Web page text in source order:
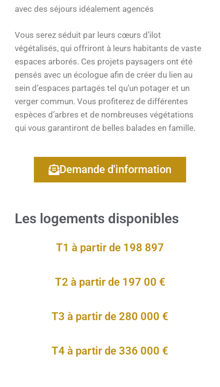
avec des séjours idéalement agencés
Vous serez séduit par leurs cœurs d’ilot
végétalisés, qui offriront à leurs habitants de vaste
espaces arborés. Ces projets paysagers ont été
pensés avec un écologue afin de créer du lien au
sein d’espaces partagés tel qu’un potager et un
verger commun. Vous profiterez de différentes
espèces d’arbres et de nombreuses végétations
qui vous garantiront de belles balades en famille.
Demande d'information
Les logements disponibles
T1 à partir de 198 897
T2 à partir de 197 00 €
T3 à partir de 280 000 €
T4 à partir de 336 000 €